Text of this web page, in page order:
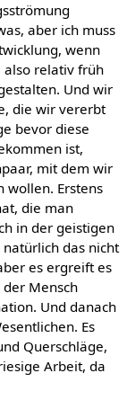
aber ich muss
wenn
also relativ früh
Und wir
die wir vererbt
bevor diese
ist,
mit dem wir
wollen. Erstens
die man
in der geistigen
das nicht
es ergreift es
Mensch
Und danach
Es
Querschläge,
Arbeit, da